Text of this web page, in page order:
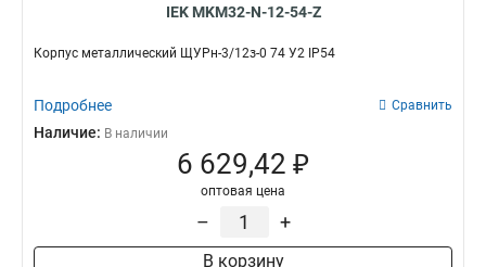
IEK MKM32-N-12-54-Z
Корпус металлический ЩУРн-3/12з-0 74 У2 IP54
Подробнее Сравнить
Наличие: В наличии
6 629,42 ₽
оптовая цена
– +
В корзину